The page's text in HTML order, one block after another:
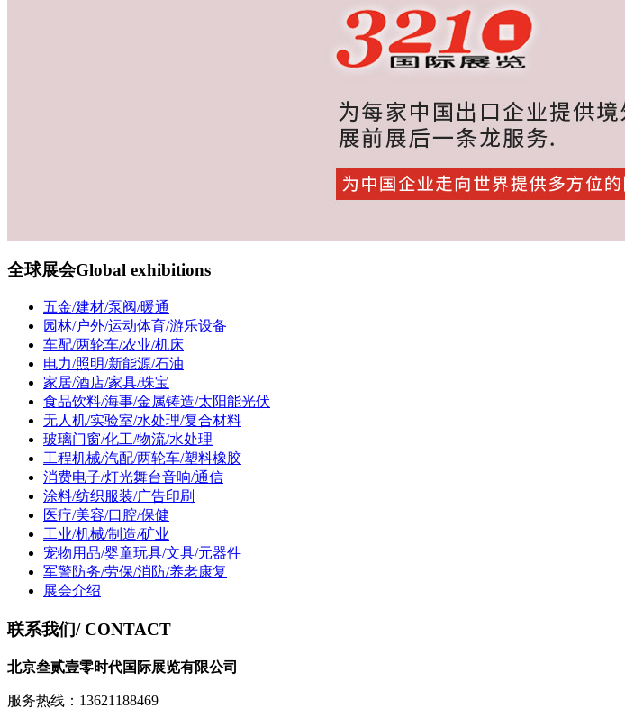
全球展会Global exhibitions
五金/建材/泵阀/暖通
园林/户外/运动体育/游乐设备
车配/两轮车/农业/机床
电力/照明/新能源/石油
家居/酒店/家具/珠宝
食品饮料/海事/金属铸造/太阳能光伏
无人机/实验室/水处理/复合材料
玻璃门窗/化工/物流/水处理
工程机械/汽配/两轮车/塑料橡胶
消费电子/灯光舞台音响/通信
涂料/纺织服装/广告印刷
医疗/美容/口腔/保健
工业/机械/制造/矿业
宠物用品/婴童玩具/文具/元器件
军警防务/劳保/消防/养老康复
展会介绍
联系我们/ CONTACT
北京叁贰壹零时代国际展览有限公司
服务热线：13621188469